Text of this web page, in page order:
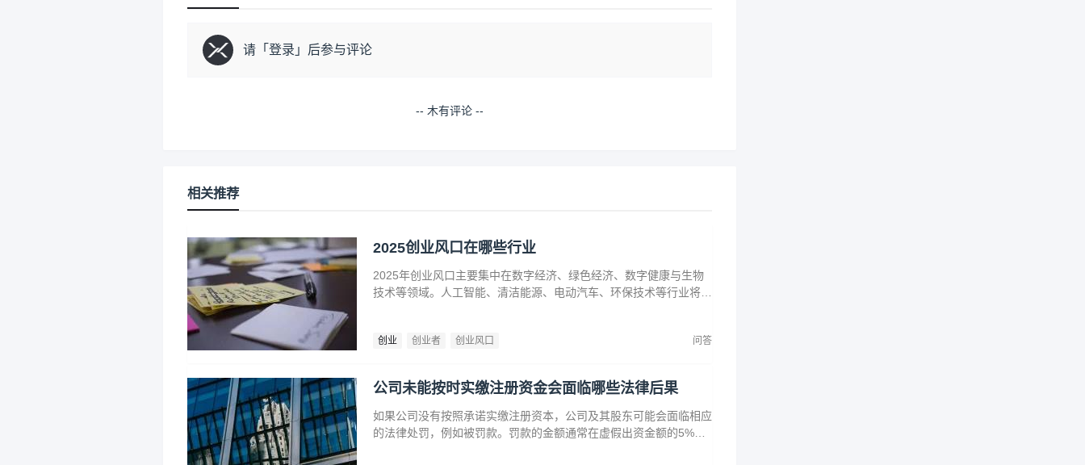
请「 登录 」后参与评论
-- 木有评论 --
相关推荐
2025创业风口在哪些行业
2025年创业风口主要集中在数字经济、绿色经济、数字健康与生物
技术等领域。人工智能、清洁能源、电动汽车、环保技术等行业将迎
住这些前沿趋势，开拓新兴产业，创造商业价值。
创业 创业者 创业风口 问答
公司未能按时实缴注册资金会面临哪些法律后果
如果公司没有按照承诺实缴注册资本，公司及其股东可能会面临相应
的法律处罚，例如被罚款。罚款的金额通常在虚假出资金额的5%到